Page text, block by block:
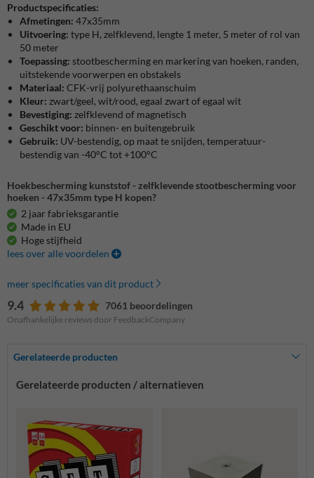
Productspecificaties:
Afmetingen: 47x35mm
Uitvoering: type H, zelfklevend, lengte 1 meter, 5 meter of rol van
50 meter
Toepassing: stootbescherming en markering van hoeken, randen,
uitstekende voorwerpen en obstakels
Materiaal: CFK-vrij polyurethaanschuim
Kleur: zwart/geel, wit/rood, egaal zwart of egaal wit
Bevestiging: zelfklevend of magnetisch
Geschikt voor: binnen- en buitengebruik
Gebruik: UV-bestendig, op maat te snijden, temperatuur-
bestendig van -40°C tot +100°C
Hoekbescherming kunststof - zelfklevende stootbescherming voor
hoeken - 47x35mm type H kopen?
2 jaar fabrieksgarantie
Made in EU
Hoge stijfheid
lees over alle voordelen
meer specificaties van dit product
9.4 7061 beoordelingen
Onafhankelijke reviews door FeedbackCompany
Gerelateerde producten
Gerelateerde producten / alternatieven